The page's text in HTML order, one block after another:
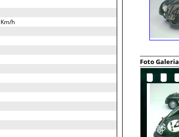
Km/h
Foto Galeria